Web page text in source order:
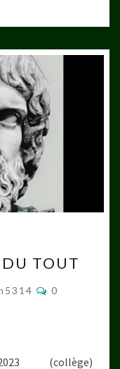
TOUT
0
(collège)